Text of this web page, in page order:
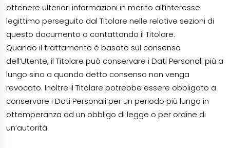
ottenere ulteriori informazioni in merito all’interesse
legittimo perseguito dal Titolare nelle relative sezioni di
questo documento o contattando il Titolare.
Quando il trattamento è basato sul consenso
dell’Utente, il Titolare può conservare i Dati Personali più a
lungo sino a quando detto consenso non venga
revocato. Inoltre il Titolare potrebbe essere obbligato a
conservare i Dati Personali per un periodo più lungo in
ottemperanza ad un obbligo di legge o per ordine di
un’autorità.